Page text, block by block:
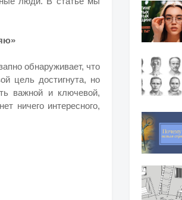
обнаруживает, что
цель достигнута, но
важной и ключевой,
ничего интересного,